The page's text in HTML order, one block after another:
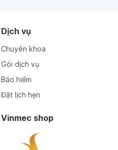
Dịch vụ
Chuyên khoa
Gói dịch vụ
Bảo hiểm
Đặt lịch hẹn
Vinmec shop